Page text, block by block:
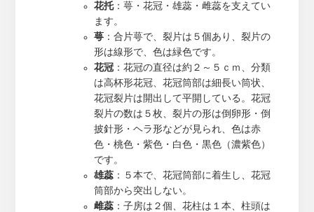
花托：萼・花冠・雄蕊・雌蕊を支えてい
ます。
萼：合片萼で、裂片は５個あり、裂片の
形は線形で、色は緑色です。
花冠：花冠の直径は約２～５ｃｍ、分類
は高杯形花冠、花冠筒部は細長い筒状、
花冠裂片は開出して平開している。花冠
裂片の数は５枚、裂片の形は倒卵形・倒
披針形・ヘラ形などが見られ、色は赤
色・桃色・紫色・白色・黒色（濃紫色）
です。
雄蕊：５本で、花冠筒部に着生し、花冠
筒部から突出しない。
雌蕊：子房は２個、花柱は１本、柱頭は